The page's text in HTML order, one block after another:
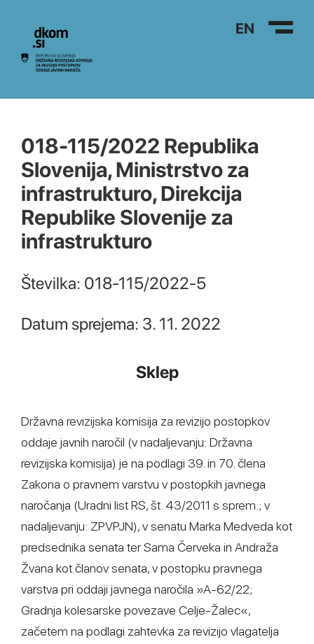
Na vsebino EN
018-115/2022 Republika
Slovenija, Ministrstvo za
infrastrukturo, Direkcija
Republike Slovenije za
infrastrukturo
Številka: 018-115/2022-5
Datum sprejema: 3. 11. 2022
Sklep
Državna revizijska komisija za revizijo postopkov
oddaje javnih naročil (v nadaljevanju: Državna
revizijska komisija) je na podlagi 39. in 70. člena
Zakona o pravnem varstvu v postopkih javnega
naročanja (Uradni list RS, št. 43/2011 s sprem.; v
nadaljevanju: ZPVPJN), v senatu Marka Medveda kot
predsednika senata ter Sama Červeka in Andraža
Žvana kot članov senata, v postopku pravnega
varstva pri oddaji javnega naročila »A-62/22;
Gradnja kolesarske povezave Celje-Žalec«,
začetem na podlagi zahtevka za revizijo vlagatelja